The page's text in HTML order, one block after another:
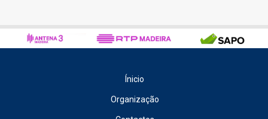
Ínicio
Organização